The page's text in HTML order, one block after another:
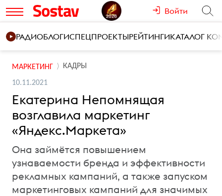
Войти
РАДИОБЛОГИСПЕЦПРОЕКТЫРЕЙТИНГИКАТАЛОГ
МАРКЕТИНГ КАДРЫ
10.11.2021
Екатерина Непомнящая
возглавила маркетинг
«Яндекс.Маркета»
Она займётся повышением
узнаваемости бренда и эффективности
рекламных кампаний, а также запуском
маркетинговых кампаний для значимых